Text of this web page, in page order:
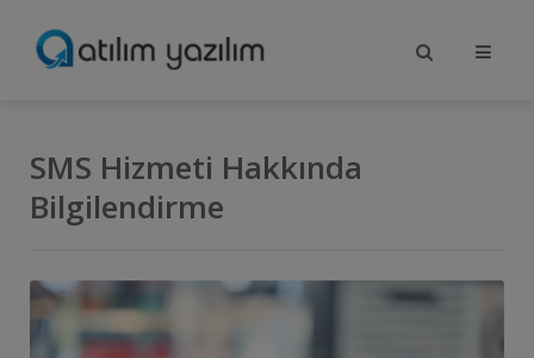
SMS Hizmeti Hakkında
Bilgilendirme